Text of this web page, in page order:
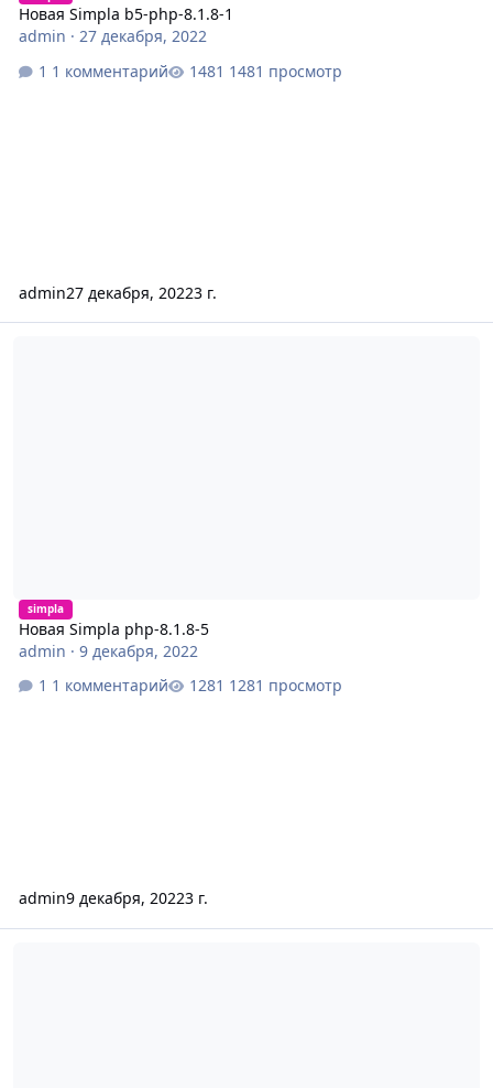
Новая Simpla b5-php-8.1.8-1
admin · 27 декабря, 2022
1 комментарий
1481 просмотр
admin27 декабря, 20223 г.
simpla
Новая Simpla php-8.1.8-5
admin · 9 декабря, 2022
1 комментарий
1281 просмотр
admin9 декабря, 20223 г.